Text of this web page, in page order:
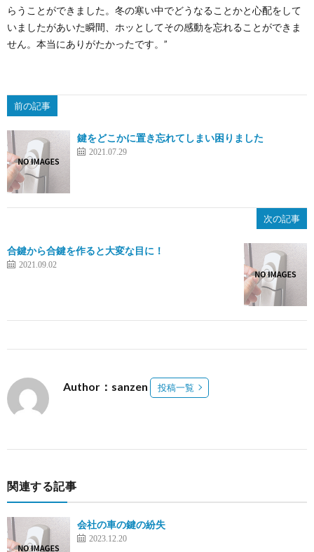
らうことができました。冬の寒い中でどうなることかと心配をして
いましたがあいた瞬間、ホッとしてその感動を忘れることができま
せん。本当にありがたかったです。”
前の記事
鍵をどこかに置き忘れてしまい困りました
2021.07.29
次の記事
合鍵から合鍵を作ると大変な目に！
2021.09.02
Author：sanzen 投稿一覧
関連する記事
会社の車の鍵の紛失
2023.12.20